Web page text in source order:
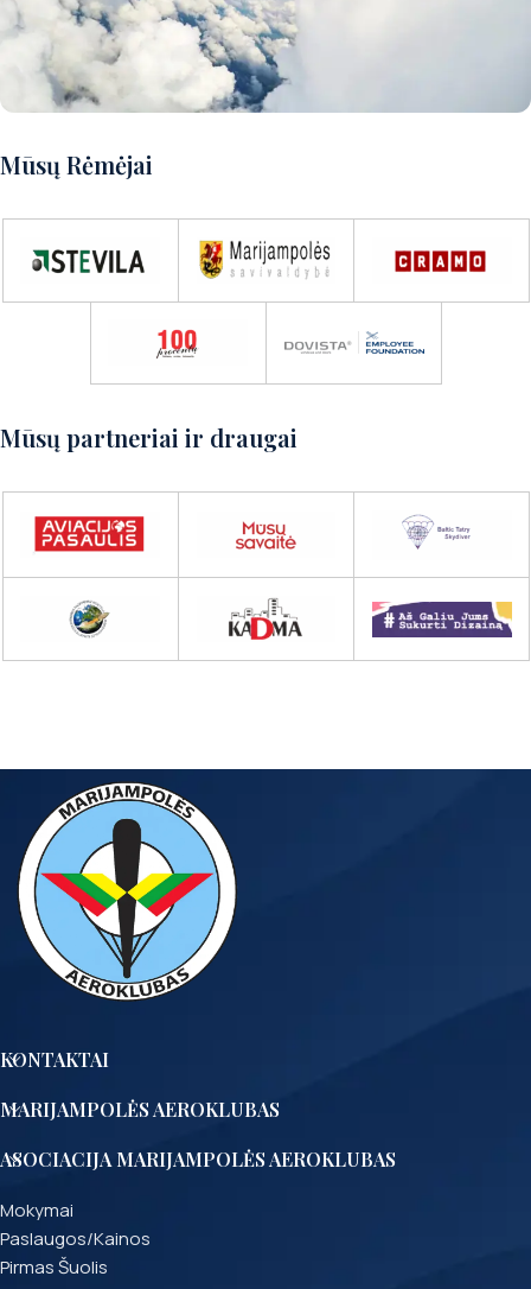
Norite patirti puikų nuotykį?
Susisiekite su mumis
Mūsų Rėmėjai
Mūsų partneriai ir draugai
KONTAKTAI
MARIJAMPOLĖS AEROKLUBAS
ASOCIACIJA MARIJAMPOLĖS AEROKLUBAS
Mokymai
Paslaugos/Kainos
Pirmas Šuolis